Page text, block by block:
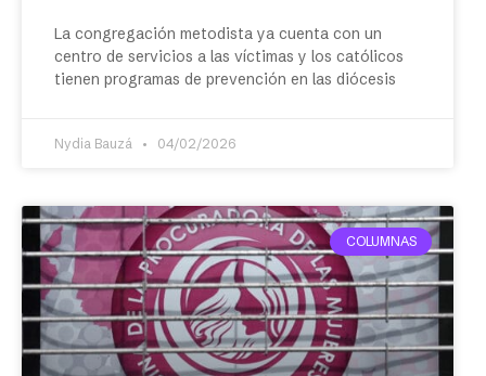
La congregación metodista ya cuenta con un
centro de servicios a las víctimas y los católicos
tienen programas de prevención en las diócesis
Nydia Bauzá 04/02/2026
COLUMNAS